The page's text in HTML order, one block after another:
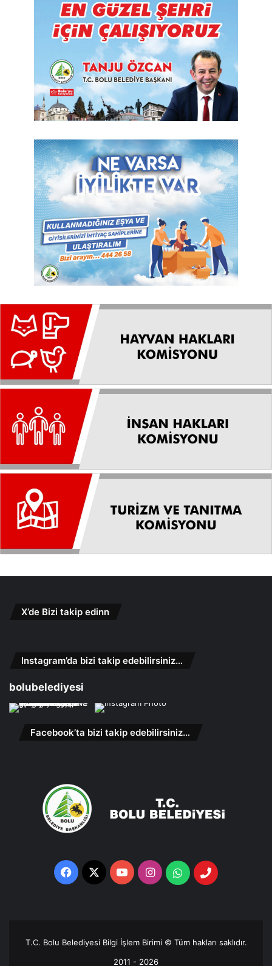
X’de Bizi takip edinn
Instagram’da bizi takip edebilirsiniz…
bolubelediyesi
Facebook’ta bizi takip edebilirsiniz…
Facebook
X YouTubeInstagramWhatsappTelefon
T.C. Bolu Belediyesi Bilgi İşlem Birimi © Tüm hakları saklıdır.
2011 - 2026